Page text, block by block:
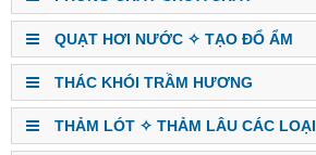
QUẠT HƠI NƯỚC ✧ TẠO ĐỔ ẨM
THÁC KHÓI TRẦM HƯƠNG
THẢM LÓT ✧ THẢM LÂU CÁC LOẠI